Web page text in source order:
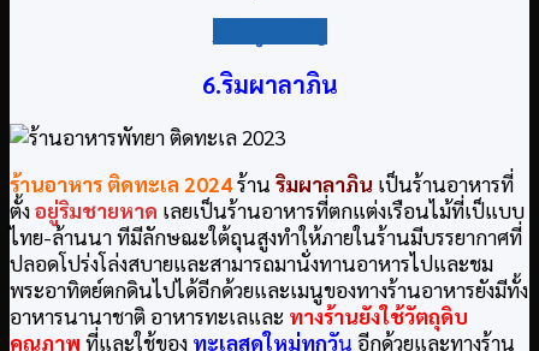
6.ริมผาลาภิน
ร้านอาหาร ติดทะเล2024ร้าน ริมผาลาภิน เป็นร้านอาหารที่
ตั้งอยู่ริมชายหาด เลยเป็นร้านอาหารที่ตกแต่งเรือนไม้ที่เป็แบบ
ไทย-ล้านนา ทีมีลักษณะใต้ถุนสูงทำให้ภายในร้านมีบรรยากาศที่
ปลอดโปร่งโล่งสบายและสามารถมานั่งทานอาหารไปและชม
พระอาทิตย์ตกดินไปได้อีกด้วยและเมนูของทางร้านอาหารยังมีทั้ง
อาหารนานาชาติ อาหารทะเลและ ทางร้านยังใช้วัตถุดิบ
คุณภาพที่และใช้ของ ทะเลสดใหม่ทุกวัน อีกด้วยและทางร้าน